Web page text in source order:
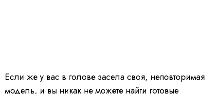
Если же у вас в голове засела своя, неповторимая
модель, и вы никак не можете найти готовые